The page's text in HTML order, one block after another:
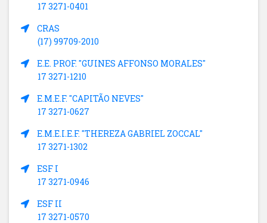
17 3271-0401
CRAS
(17) 99709-2010
E.E. PROF. "GUINES AFFONSO MORALES"
17 3271-1210
E.M.E.F. "CAPITÃO NEVES"
17 3271-0627
E.M.E.I.E.F. "THEREZA GABRIEL ZOCCAL"
17 3271-1302
ESF I
17 3271-0946
ESF II
17 3271-0570